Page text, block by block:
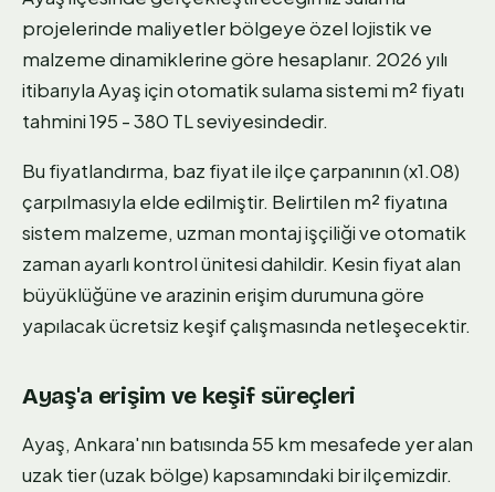
projelerinde maliyetler bölgeye özel lojistik ve
malzeme dinamiklerine göre hesaplanır. 2026 yılı
itibarıyla Ayaş için otomatik sulama sistemi m² fiyatı
tahmini 195 - 380 TL seviyesindedir.
Bu fiyatlandırma, baz fiyat ile ilçe çarpanının (x1.08)
çarpılmasıyla elde edilmiştir. Belirtilen m² fiyatına
sistem malzeme, uzman montaj işçiliği ve otomatik
zaman ayarlı kontrol ünitesi dahildir. Kesin fiyat alan
büyüklüğüne ve arazinin erişim durumuna göre
yapılacak ücretsiz keşif çalışmasında netleşecektir.
Ayaş'a erişim ve keşif süreçleri
Ayaş, Ankara'nın batısında 55 km mesafede yer alan
uzak tier (uzak bölge) kapsamındaki bir ilçemizdir.